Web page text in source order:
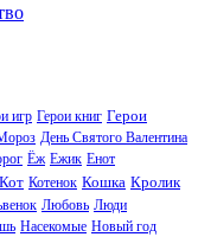
игр Герои книг Герои
День Святого Валентина
Ёж Ежик Енот
Кот Котенок Кошка Кролик
Любовь Люди
Насекомые Новый год